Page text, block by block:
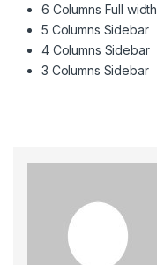
6 Columns Full width
5 Columns Sidebar
4 Columns Sidebar
3 Columns Sidebar